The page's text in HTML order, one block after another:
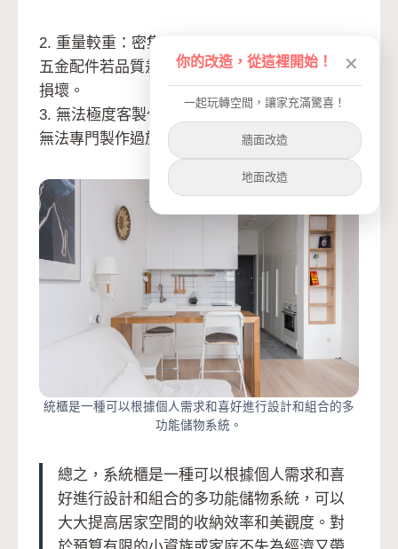
2. 重量較重：密集板、塑合板都是較重的板材，
五金配件若品質差，或使用習慣不佳，反而容易
損壞。
3. 無法極度客製化：由於是工廠大量統一生產，
無法專門製作過於特殊需求的造型。
統櫃是一種可以根據個人需求和喜好進行設計和組合的多
功能儲物系統。
總之，系統櫃是一種可以根據個人需求和喜
好進行設計和組合的多功能儲物系統，可以
大大提高居家空間的收納效率和美觀度。對
你的改造，從這裡開始！ ✕
一起玩轉空間，讓家充滿驚喜！
牆面改造
地面改造